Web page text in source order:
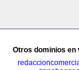
Otros dominios en